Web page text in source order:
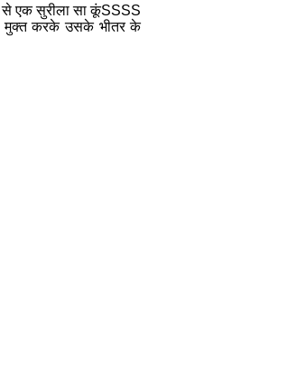
से एक सुरीला सा कूंSSSS
मुक्त करके उसके भीतर के